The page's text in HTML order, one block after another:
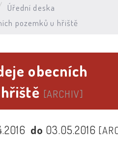
Úřední deska
pozemků u hřiště
obecních
[ARCHIV]
do 03.05.2016